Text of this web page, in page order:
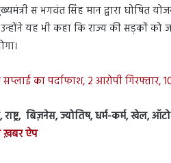
स भगवंत सिंह मान द्वारा घोषित
यह भी कहा कि राज्य की सड़कों
का पर्दाफाश, 2 आरोपी गिरफ्तार,
राष्ट्र, बिज़नेस, ज्योतिष, धर्म-कर्म, खेल,
ख़बर ऐप